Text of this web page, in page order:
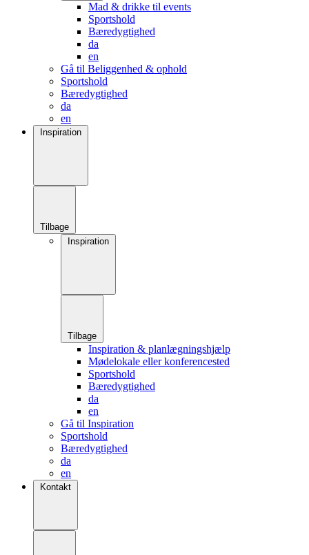
Mad & drikke til events
Sportshold
Bæredygtighed
da
en
Gå til Beliggenhed & ophold
Sportshold
Bæredygtighed
da
en
Inspiration
Tilbage
Inspiration
Tilbage
Inspiration & planlægningshjælp
Mødelokale eller konferencested
Sportshold
Bæredygtighed
da
en
Gå til Inspiration
Sportshold
Bæredygtighed
da
en
Kontakt